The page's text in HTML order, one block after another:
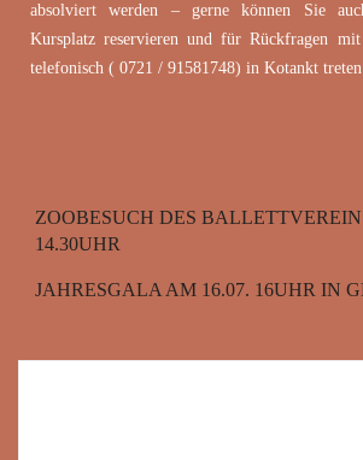
absolviert werden – gerne können Sie
Kursplatz reservieren und für Rückfragen
telefonisch ( 0721 / 91581748) in Kotankt
ZOOBESUCH DES
14.30UHR
JAHRESGALA AM 16.07. 16UHR IN